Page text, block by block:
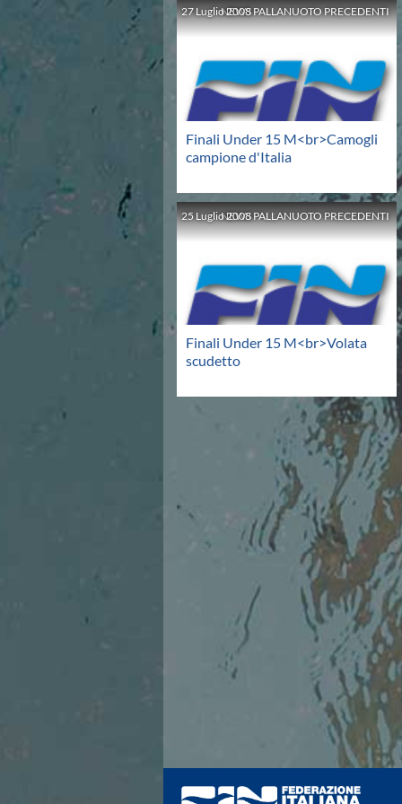
Campionato A2 Maschile
Campionato A2 Femminile
Storico Campionati 2003-2017
Finali Giovanili
Trofei delle Regioni
CoMeN Cup
News
Flash News
Tuffi
Eventi
Norme e documenti
Risultati e Classifiche
Azzurri
News
Flash News
Artistico
Eventi
Risultati e Classifiche
Grand Prix
Norme e documenti
Risultati e Classifiche
Flash News
Salvamento
Flash News
Master
NEWS PALLANUOTO PRECEDENTI
27Luglio2008
Finali Under 15 M<br>Camogli
campione d'Italia
NEWS PALLANUOTO PRECEDENTI
25 Luglio2008
Finali Under 15 M<br>Volata
scudetto